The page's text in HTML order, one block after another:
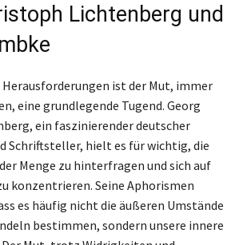
Lichtenberg und
ist der Mut, immer
eine grundlegende Tugend. Georg
ein faszinierender deutscher
Schriftsteller, hielt es für wichtig, die
Menge zu hinterfragen und sich auf
konzentrieren. Seine Aphorismen
es häufig nicht die äußeren Umstände
bestimmen, sondern unsere innere